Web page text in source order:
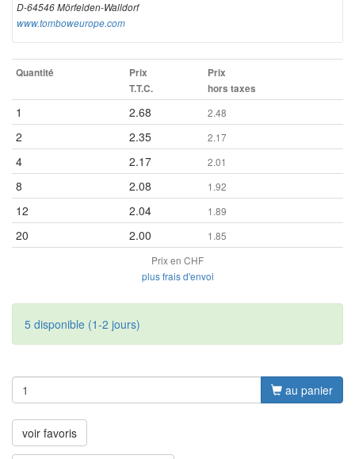
D-64546 Mörfelden-Walldorf
www.tomboweurope.com
Quantité
Prix
T.T.C.
Prix
hors taxes
1 2.68 2.48
2 2.35 2.17
4 2.17 2.01
8 2.08 1.92
12 2.04 1.89
20 2.00
1.85
Prix en CHF
plus frais d'envoi
5 disponible (1-2 jours)
au panier
voir favoris